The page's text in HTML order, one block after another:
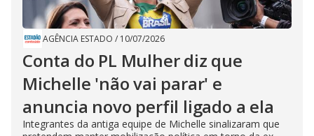
AGÊNCIA ESTADO / 10/07/2026
Conta do PL Mulher diz que
Michelle 'não vai parar' e
anuncia novo perfil ligado a ela
Integrantes da antiga equipe de Michelle sinalizaram que